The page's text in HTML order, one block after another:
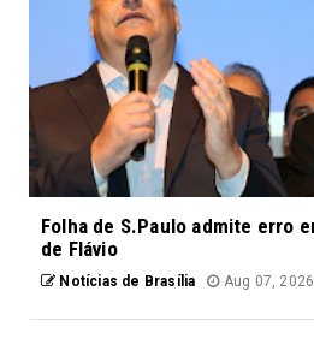
Folha de S.Paulo admite erro
de Flávio
Notícias de Brasília Aug 07, 2026